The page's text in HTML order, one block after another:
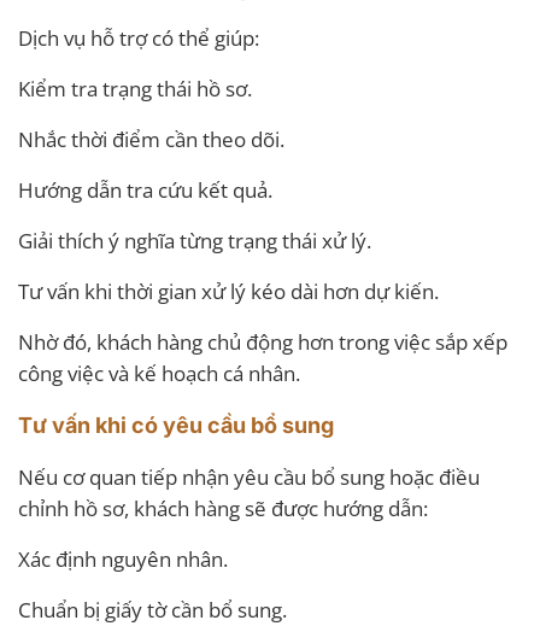
Dịch vụ hỗ trợ có thể giúp:
Kiểm tra trạng thái hồ sơ.
Nhắc thời điểm cần theo dõi.
Hướng dẫn tra cứu kết quả.
Giải thích ý nghĩa từng trạng thái xử lý.
Tư vấn khi thời gian xử lý kéo dài hơn dự kiến.
Nhờ đó, khách hàng chủ động hơn trong việc sắp xếp
công việc và kế hoạch cá nhân.
Tư vấn khi có yêu cầu bổ sung
Nếu cơ quan tiếp nhận yêu cầu bổ sung hoặc điều
chỉnh hồ sơ, khách hàng sẽ được hướng dẫn:
Xác định nguyên nhân.
Chuẩn bị giấy tờ cần bổ sung.